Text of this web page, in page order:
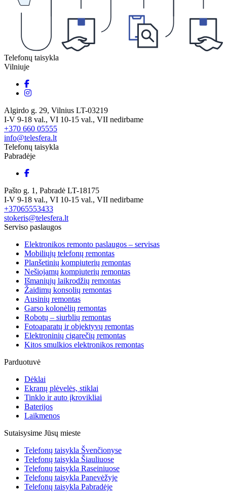
Telefonų taisykla
Vilniuje
Algirdo g. 29, Vilnius LT-03219
I-V 9-18 val., VI 10-15 val., VII nedirbame
+370 660 05555
info@telesfera.lt
Telefonų taisykla
Pabradėje
Pašto g. 1, Pabradė LT-18175
I-V 9-18 val., VI 10-15 val., VII nedirbame
+37065553433
stokeris@telesfera.lt
Serviso paslaugos
Elektronikos remonto paslaugos – servisas
Mobiliųjų telefonų remontas
Planšetinių kompiuterių remontas
Nešiojamų kompiuterių remontas
Išmaniųjų laikrodžių remontas
Žaidimų konsolių remontas
Ausinių remontas
Garso kolonėlių remontas
Robotų – siurblių remontas
Fotoaparatų ir objektyvų remontas
Elektroninių cigarečių remontas
Kitos smulkios elektronikos remontas
Parduotuvė
Dėklai
Ekranų plėvelės, stiklai
Tinklo ir auto įkrovikliai
Baterijos
Laikmenos
Sutaisysime Jūsų mieste
Telefonų taisykla Švenčionyse
Telefonų taisykla Šiauliuose
Telefonų taisykla Raseiniuose
Telefonų taisykla Panevėžyje
Telefonų taisykla Pabradėje